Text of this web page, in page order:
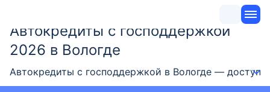
Автокредиты с господдержкой
2026 в Вологде
Автокредиты с господдержкой в Вологде —